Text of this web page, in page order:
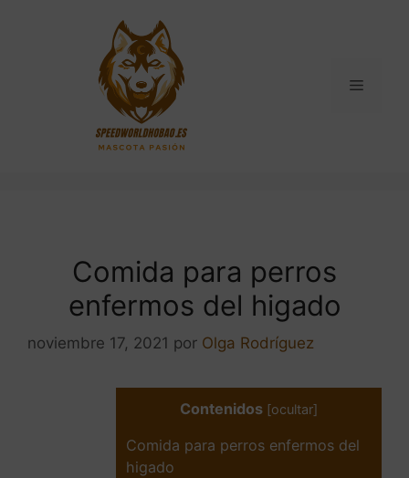
Menú
Comida para perros
enfermos del higado
noviembre 17, 2021 por Olga Rodríguez
Contenidos [ocultar]
Comida para perros enfermos del
higado